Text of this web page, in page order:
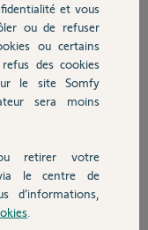
et vous
ou de refuser
ou certains
des cookies
le site Somfy
sera moins
retirer votre
le centre de
d’informations,